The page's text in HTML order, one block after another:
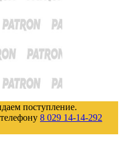
поступление.
8 029 14-14-292